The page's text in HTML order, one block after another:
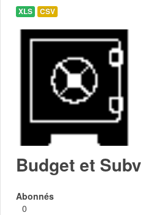
XLS CSV
Budget et
Abonnés
0